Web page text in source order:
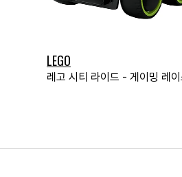
LEGO
레고 시티 라이드 - 게이밍 레